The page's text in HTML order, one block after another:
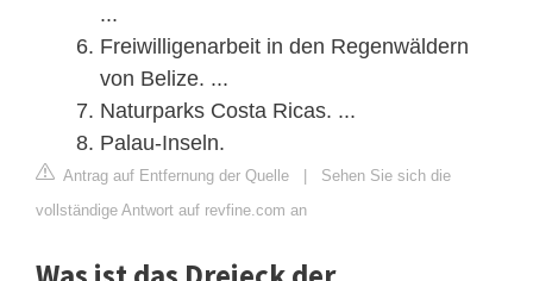
...
Freiwilligenarbeit in den Regenwäldern
von Belize. ...
Naturparks Costa Ricas. ...
Palau-Inseln.
Antrag auf Entfernung der Quelle | Sehen Sie sich die
vollständige Antwort auf revfine.com an